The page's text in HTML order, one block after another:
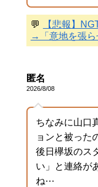
💬
【悲報】
→「意地を張ら
匿名
2026/8/08
ちなみに山口
ョンと被った
後日欅坂のス
い」と連絡が
ね⋯